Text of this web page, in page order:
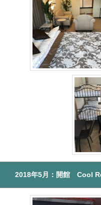
2018年5月：開館 Cool